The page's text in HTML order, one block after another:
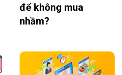
để không mua
nhầm?